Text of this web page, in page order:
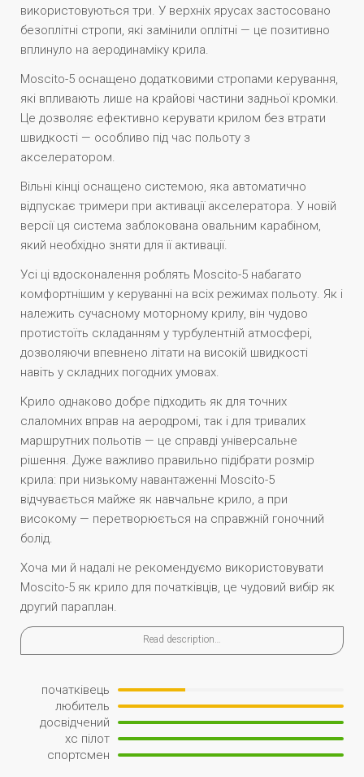
використовуються три. У верхніх ярусах застосовано
безоплітні стропи, які замінили оплітні — це позитивно
вплинуло на аеродинаміку крила.
Moscito-5 оснащено додатковими стропами керування,
які впливають лише на крайові частини задньої кромки.
Це дозволяє ефективно керувати крилом без втрати
швидкості — особливо під час польоту з
акселератором.
Вільні кінці оснащено системою, яка автоматично
відпускає тримери при активації акселератора. У новій
версії ця система заблокована овальним карабіном,
який необхідно зняти для її активації.
Усі ці вдосконалення роблять Moscito-5 набагато
комфортнішим у керуванні на всіх режимах польоту. Як і
належить сучасному моторному крилу, він чудово
протистоїть складанням у турбулентній атмосфері,
дозволяючи впевнено літати на високій швидкості
навіть у складних погодних умовах.
Крило однаково добре підходить як для точних
слаломних вправ на аеродромі, так і для тривалих
маршрутних польотів — це справді універсальне
рішення. Дуже важливо правильно підібрати розмір
крила: при низькому навантаженні Moscito-5
відчувається майже як навчальне крило, а при
високому — перетворюється на справжній гоночний
болід.
Хоча ми й надалі не рекомендуємо використовувати
Moscito-5 як крило для початківців, це чудовий вибір як
другий параплан.
Read description…
початківець
любитель
досвідчений
xc пілот
спортсмен